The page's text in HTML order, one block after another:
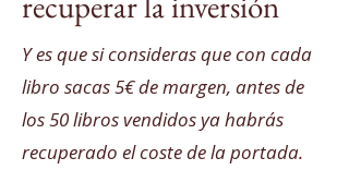
Y es que si consideras que con cada
libro sacas 5€ de margen, antes de
los 50 libros vendidos ya habrás
recuperado el coste de la portada.